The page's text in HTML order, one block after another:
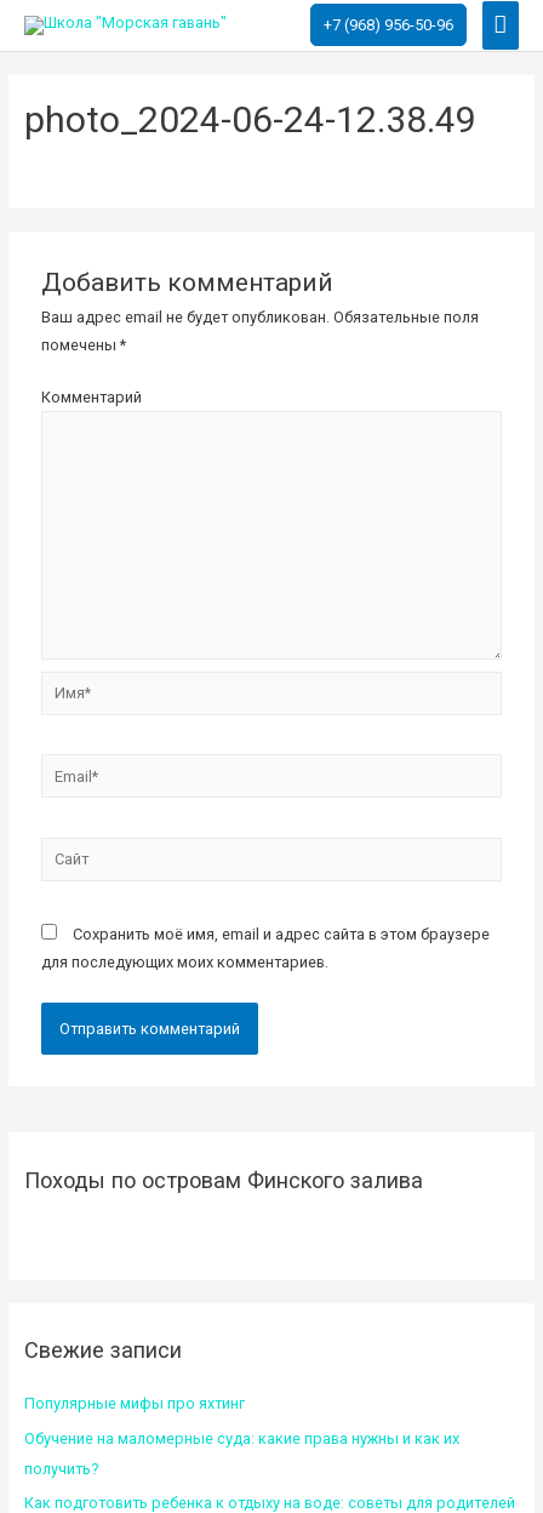
+7 (968) 956-50-96
photo_2024-06-24-12.38.49
Добавить комментарий
Ваш адрес email не будет опубликован. Обязательные поля
помечены*
Комментарий
Имя*
Email*
Сайт
Сохранить моё имя, email и адрес сайта в этом браузере
для последующих моих комментариев.
Походы по островам Финского залива
Свежие записи
Популярные мифы про яхтинг
Обучение на маломерные суда: какие права нужны и как их
получить?
Как подготовить ребенка к отдыху на воде: советы для родителей